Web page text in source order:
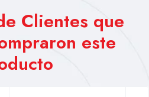
Clientes que
este